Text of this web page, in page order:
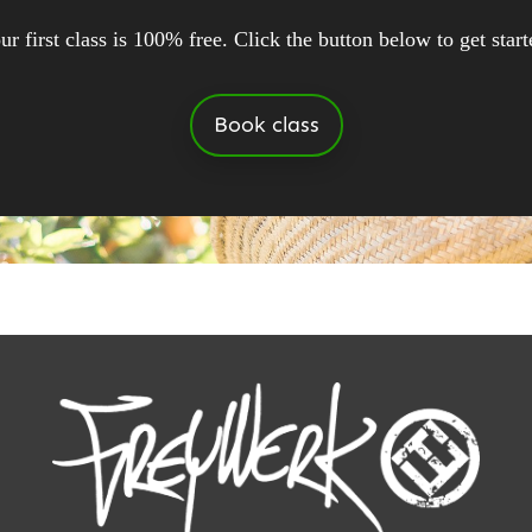
first class is 100% free. Click the button below to get
Book class